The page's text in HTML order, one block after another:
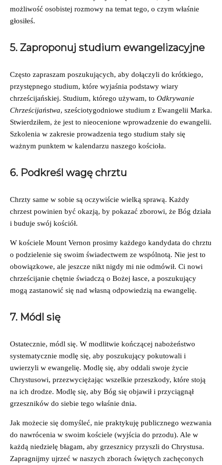
możliwość osobistej rozmowy na temat tego, o czym właśnie
głosiłeś.
5. Zaproponuj studium ewangelizacyjne
Często zapraszam poszukujących, aby dołączyli do krótkiego,
przystępnego studium, które wyjaśnia podstawy wiary
chrześcijańskiej. Studium, którego używam, to Odkrywanie
Chrześcijaństwa, sześciotygodniowe studium z Ewangelii Marka.
Stwierdziłem, że jest to nieocenione wprowadzenie do ewangelii.
Szkolenia w zakresie prowadzenia tego studium stały się
ważnym punktem w kalendarzu naszego kościoła.
6. Podkreśl wagę chrztu
Chrzty same w sobie są oczywiście wielką sprawą. Każdy
chrzest powinien być okazją, by pokazać zborowi, że Bóg działa
i buduje swój kościół.
W kościele Mount Vernon prosimy każdego kandydata do chrztu
o podzielenie się swoim świadectwem ze wspólnotą. Nie jest to
obowiązkowe, ale jeszcze nikt nigdy mi nie odmówił. Ci nowi
chrześcijanie chętnie świadczą o Bożej łasce, a poszukujący
mogą zastanowić się nad własną odpowiedzią na ewangelię.
7. Módl się
Ostatecznie, módl się. W modlitwie kończącej nabożeństwo
systematycznie modlę się, aby poszukujący pokutowali i
uwierzyli w ewangelię. Modlę się, aby oddali swoje życie
Chrystusowi, przezwyciężając wszelkie przeszkody, które stoją
na ich drodze. Modlę się, aby Bóg się objawił i przyciągnął
grzeszników do siebie tego właśnie dnia.
Jak możecie się domyśleć, nie praktykuję publicznego wezwania
do nawrócenia w swoim kościele (wyjścia do przodu). Ale w
każdą niedzielę błagam, aby grzesznicy przyszli do Chrystusa.
Zapragnijmy ujrzeć w naszych zborach świętych zachęconych